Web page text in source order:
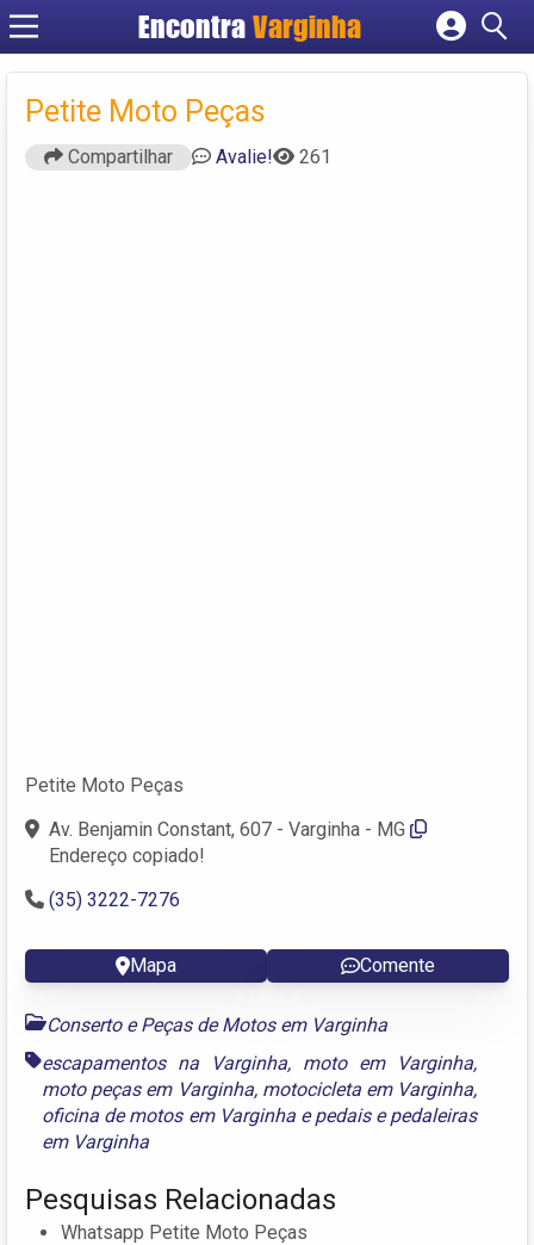
EncontraVarginha
Cadastrar empresa
Criar conta
Petite Moto Peças
Compartilhar Avalie! 261
Petite Moto Peças
Av. Benjamin Constant, 607 - Varginha - MG
Endereço copiado!
(35) 3222-7276
Mapa Comente
Conserto e Peças de Motos em Varginha
escapamentos na Varginha, moto em Varginha,
moto peças em Varginha, motocicleta em Varginha,
oficina de motos em Varginhaepedais e pedaleiras
em Varginha
Pesquisas Relacionadas
Whatsapp Petite Moto Peças